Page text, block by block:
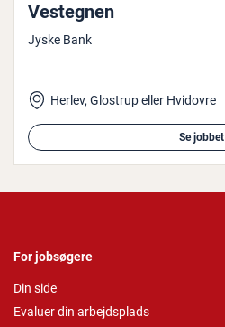
Vestegnen
Jyske Bank
Herlev, Glostrup eller Hvidovre
Se jobbet
For jobsøgere
Din side
Evaluer din arbejdsplads